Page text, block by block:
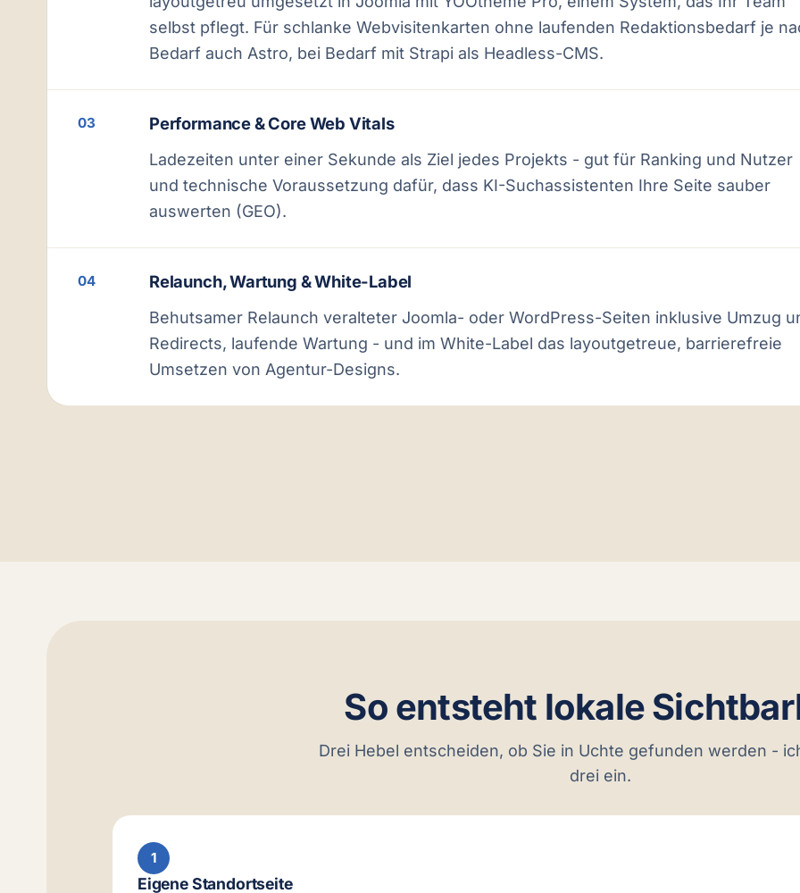
selbst pflegt. Für schlanke Webvisitenkarten ohne laufenden Redaktionsbedarf je
Bedarf auch Astro, bei Bedarf mit Strapi als Headless-CMS.
03 Performance & Core Web Vitals
Ladezeiten unter einer Sekunde als Ziel jedes Projekts - gut für Ranking und Nutzer
und technische Voraussetzung dafür, dass KI-Suchassistenten Ihre Seite sauber
auswerten (GEO).
04 Relaunch, Wartung & White-Label
Behutsamer Relaunch veralteter Joomla- oder WordPress-Seiten inklusive Umzug
Redirects, laufende Wartung - und im White-Label das layoutgetreue, barrierefreie
Umsetzen von Agentur-Designs.
So entsteht lokale
Drei Hebel entscheiden, ob Sie in Uchte gefunden werden -
drei ein.
1
Eigene Standortseite